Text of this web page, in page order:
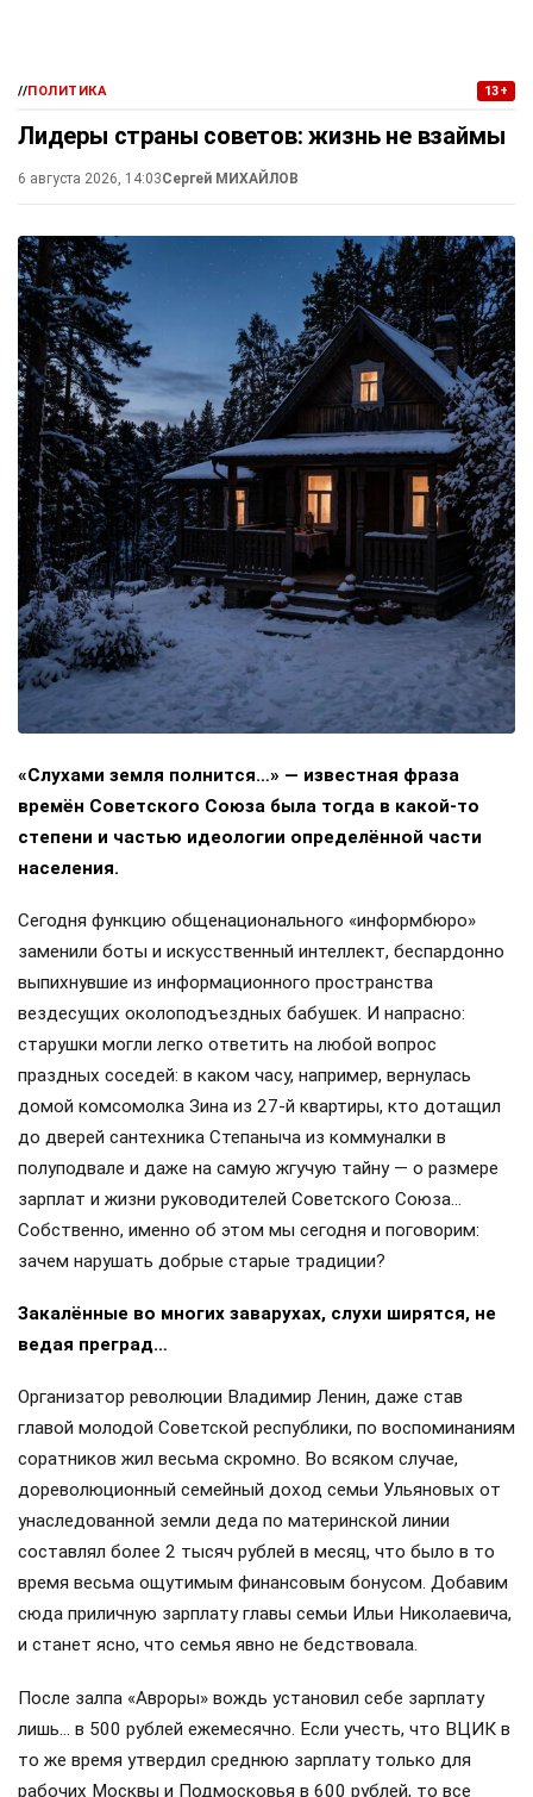
//ПОЛИТИКА 13+
Лидеры страны советов: жизнь не взаймы
6 августа 2026, 14:03Сергей МИХАЙЛОВ
«Слухами земля полнится…» — известная фраза
времён Советского Союза была тогда в какой-то
степени и частью идеологии определённой части
населения.
Сегодня функцию общенационального «информбюро»
заменили боты и искусственный интеллект, беспардонно
выпихнувшие из информационного пространства
вездесущих околоподъездных бабушек. И напрасно:
старушки могли легко ответить на любой вопрос
праздных соседей: в каком часу, например, вернулась
домой комсомолка Зина из 27-й квартиры, кто дотащил
до дверей сантехника Степаныча из коммуналки в
полуподвале и даже на самую жгучую тайну — о размере
зарплат и жизни руководителей Советского Союза…
Собственно, именно об этом мы сегодня и поговорим:
зачем нарушать добрые старые традиции?
Закалённые во многих заварухах, слухи ширятся, не
ведая преград…
Организатор революции Владимир Ленин, даже став
главой молодой Советской республики, по воспоминаниям
соратников жил весьма скромно. Во всяком случае,
дореволюционный семейный доход семьи Ульяновых от
унаследованной земли деда по материнской линии
составлял более 2 тысяч рублей в месяц, что было в то
время весьма ощутимым финансовым бонусом. Добавим
сюда приличную зарплату главы семьи Ильи Николаевича,
и станет ясно, что семья явно не бедствовала.
После залпа «Авроры» вождь установил себе зарплату
лишь… в 500 рублей ежемесячно. Если учесть, что ВЦИК в
то же время утвердил среднюю зарплату только для
рабочих Москвы и Подмосковья в 600 рублей, то все